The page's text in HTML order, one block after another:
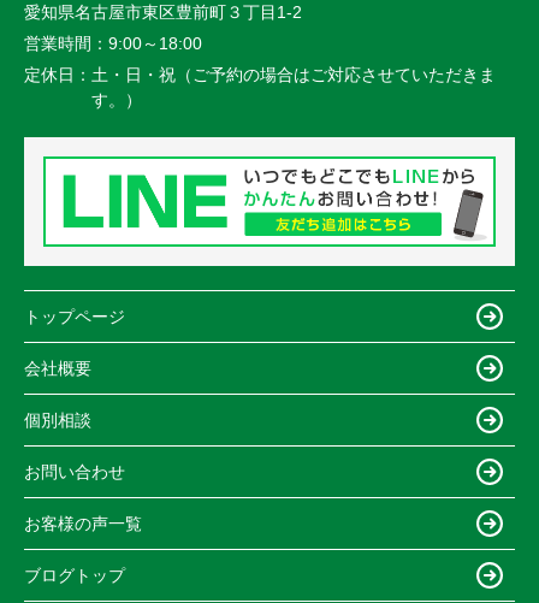
愛知県名古屋市東区豊前町３丁目1-2
営業時間： 9:00～18:00
定休日： 土・日・祝（ご予約の場合はご対応させていただきま
す。）
トップページ
会社概要
個別相談
お問い合わせ
お客様の声一覧
ブログトップ